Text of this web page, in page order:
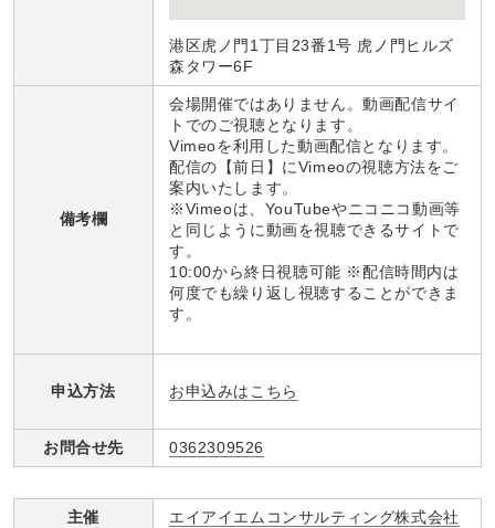
港区虎ノ門1丁目23番1号 虎ノ門ヒルズ
森タワー6F
備考欄
会場開催ではありません。動画配信サイ
トでのご視聴となります。
Vimeoを利用した動画配信となります。
配信の【前日】にVimeoの視聴方法をご
案内いたします。
※Vimeoは、YouTubeやニコニコ動画等
と同じように動画を視聴できるサイトで
す。
10:00から終日視聴可能 ※配信時間内は
何度でも繰り返し視聴することができま
す。
申込方法 お申込みはこちら
お問合せ先 0362309526
主催 エイアイエムコンサルティング株式会社